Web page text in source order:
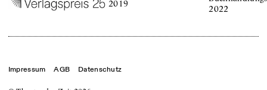
Impressum AGB Datenschutz